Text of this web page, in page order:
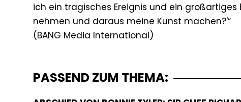
ich ein tragisches Ereignis und ein
nehmen und daraus meine Kunst machen?'“
PASSEND ZUM THEMA: